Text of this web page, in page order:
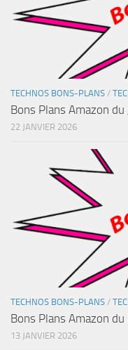
TECHNOS BONS-PLANS /
Bons Plans Amazon
22 JANVIER 2026
TECHNOS BONS-PLANS /
Bons Plans Amazon
13 JANVIER 2026